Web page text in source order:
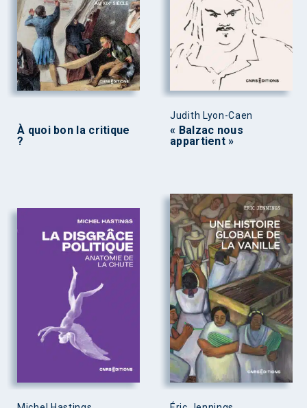
À quoi bon la critique
?
Judith Lyon-Caen
« Balzac nous
appartient »